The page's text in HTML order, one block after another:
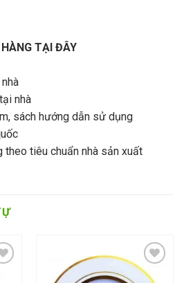
TẠI ĐÂY
nhà
sách hướng dẫn sử dụng
theo tiêu chuẩn nhà sản xuất